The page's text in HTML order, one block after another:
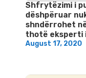
Shfrytëzimi i
dëshpëruar
shndërrohet
thotë eksperti i
August 17, 2020